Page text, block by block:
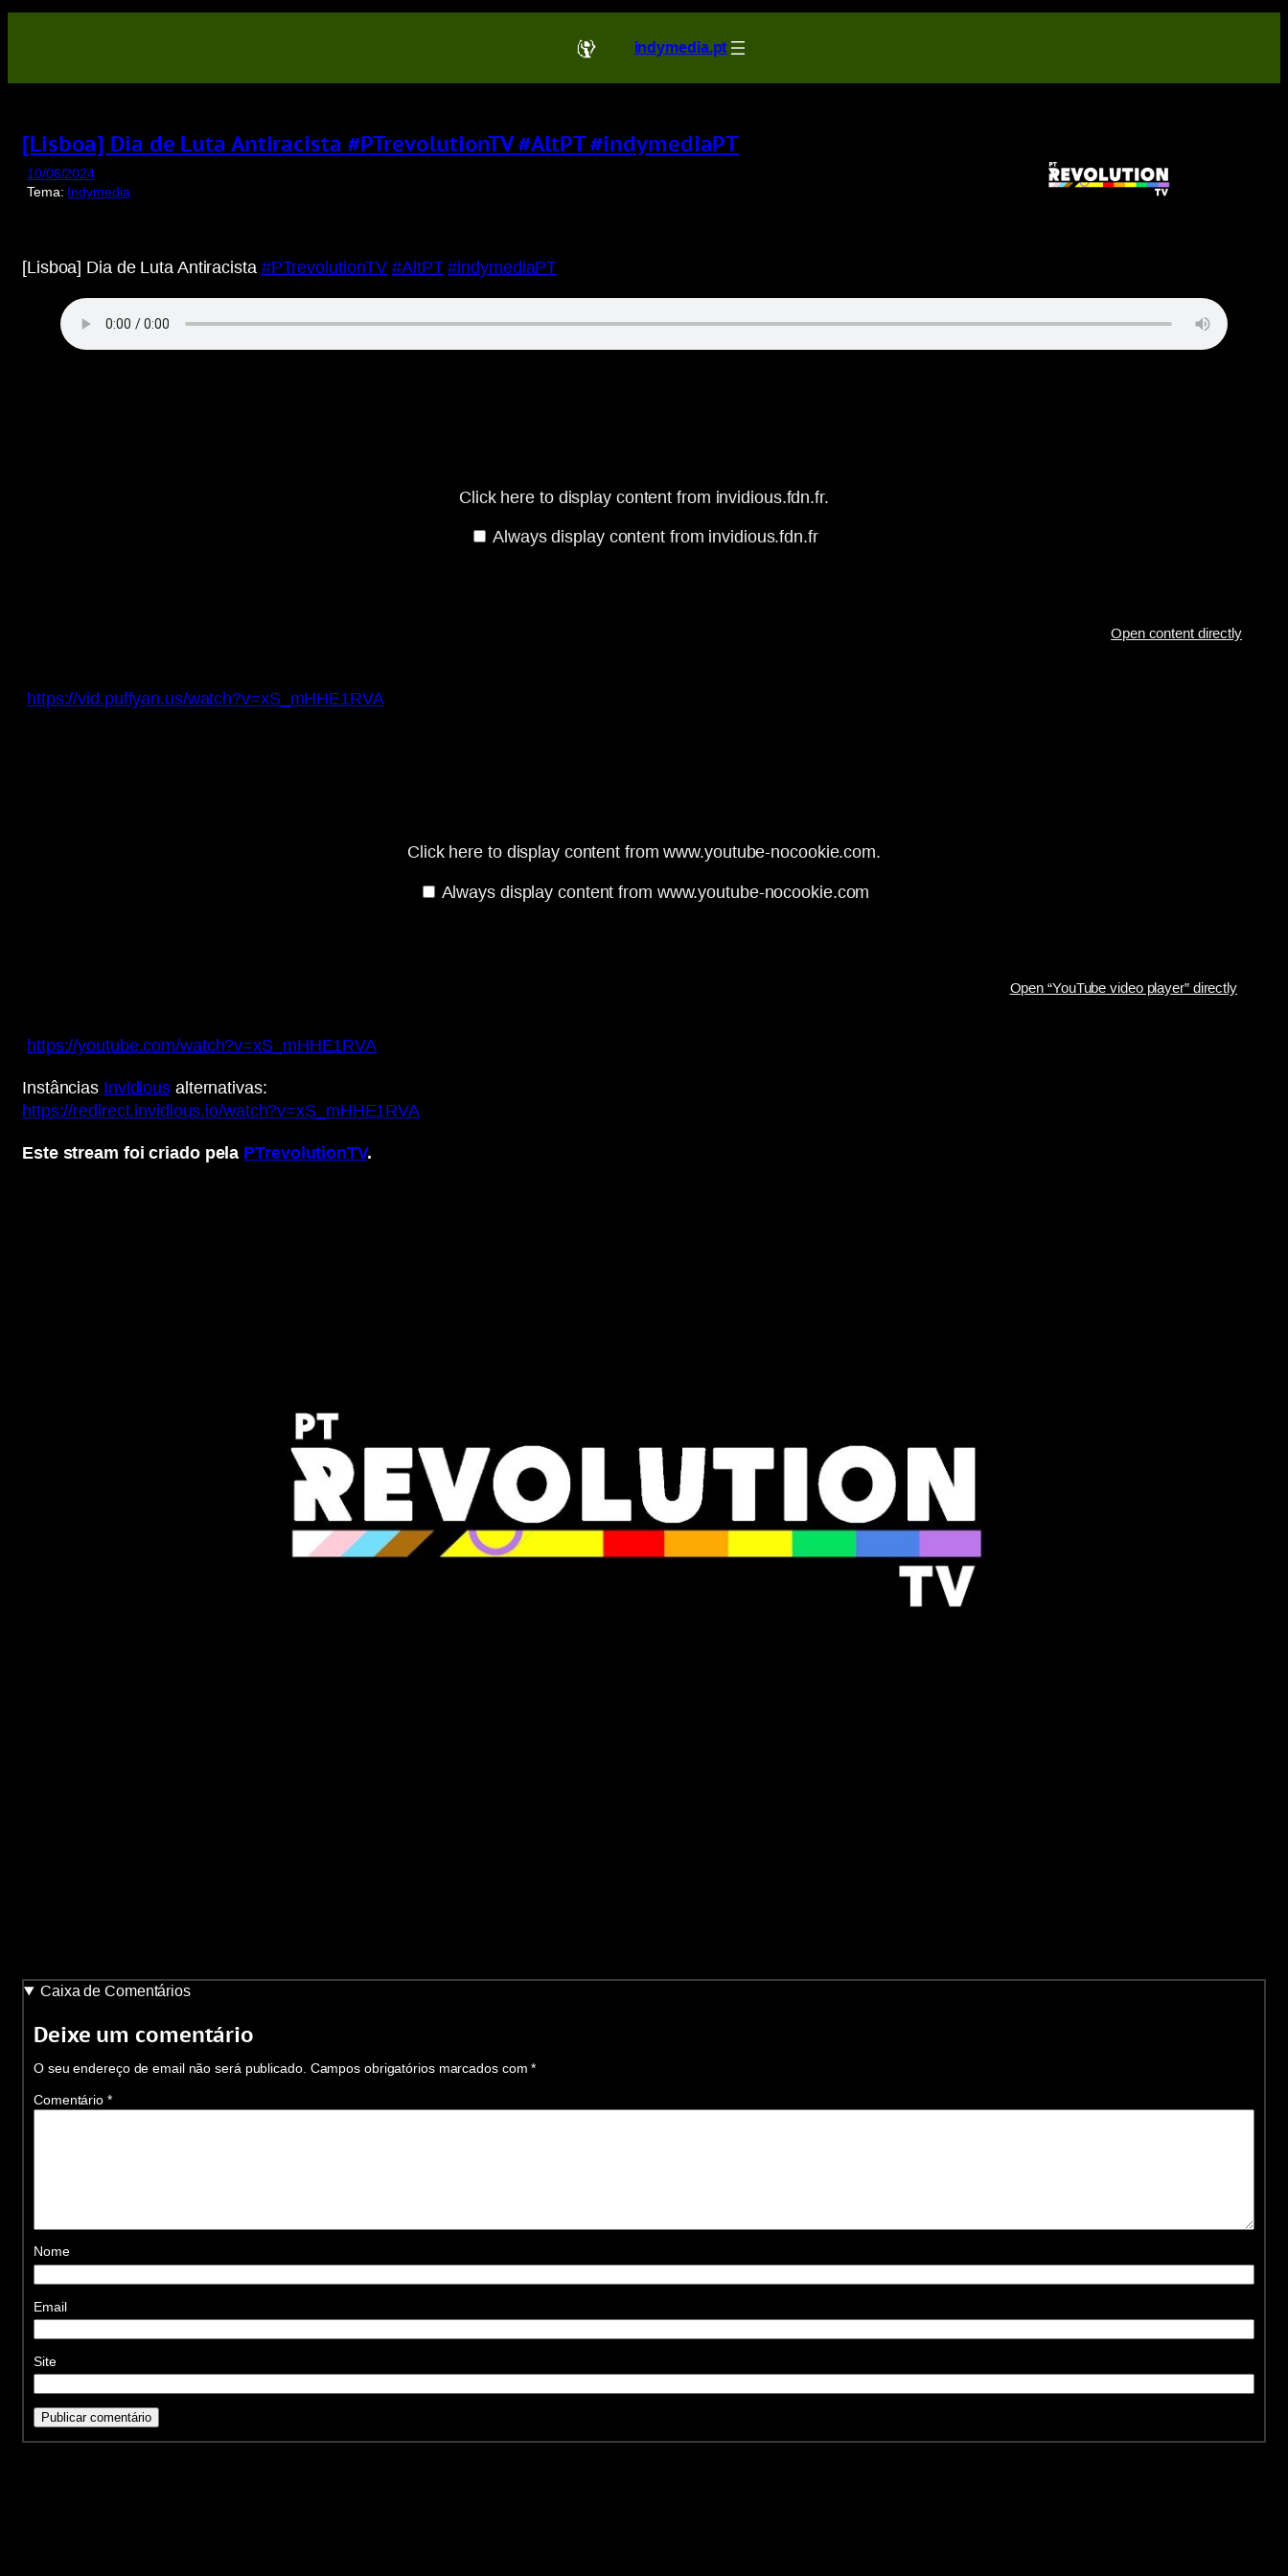
Saltar
conteúdo
indymedia.pt
[Lisboa] Dia de Luta Antiracista #PTrevolutionTV #AltPT #indymediaPT
10/06/2024
Tema: Indymedia
[Lisboa] Dia de Luta Antiracista #PTrevolutionTV #AltPT #indymediaPT
Click here to display content from invidious.fdn.fr.
Always display content from invidious.fdn.fr
Open content directly
https://vid.puffyan.us/watch?v=xS_mHHE1RVA
Click here to display content from www.youtube-nocookie.com.
Always display content from www.youtube-nocookie.com
Open “YouTube video player” directly
https://youtube.com/watch?v=xS_mHHE1RVA
Instâncias Invidious alternativas:
https://redirect.invidious.io/watch?v=xS_mHHE1RVA
Este stream foi criado pela PTrevolutionTV.
Caixa de Comentários
Deixe um comentário
O seu endereço de email não será publicado. Campos obrigatórios marcados com*
Comentário *
Nome
Email
Site